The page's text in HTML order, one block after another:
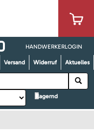
HANDWERKERLOGIN
Versand Widerruf Aktuelles
lagernd